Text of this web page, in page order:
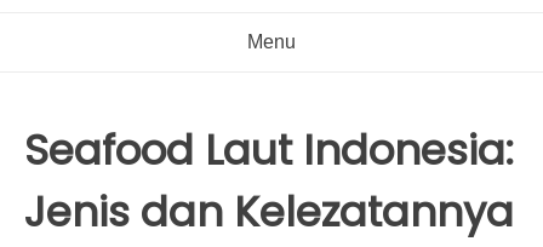
Menu
Seafood Laut Indonesia:
Jenis dan Kelezatannya